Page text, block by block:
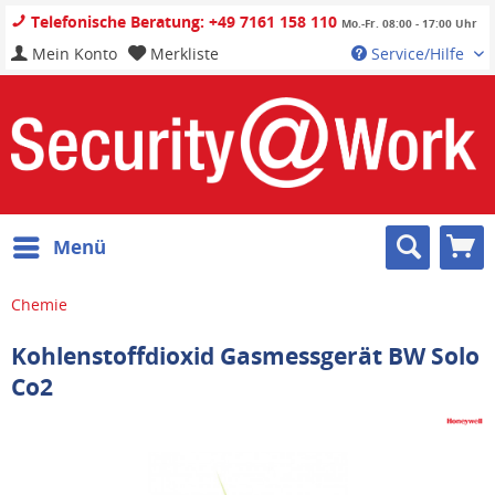
Telefonische Beratung: +49 7161 158 110 Mo.-Fr. 08:00 - 17:00 Uhr
Service/Hilfe
Mein Konto Merkliste
Menü
Chemie
Kohlenstoffdioxid Gasmessgerät BW Solo
Co2